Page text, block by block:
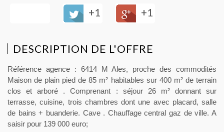
+1
+1
DESCRIPTION DE L'OFFRE
Référence agence : 6414 M Ales, proche des commodités
Maison de plain pied de 85 m² habitables sur 400 m² de terrain
clos et arboré . Comprenant : séjour 26 m² donnant sur
terrasse, cuisine, trois chambres dont une avec placard, salle
de bains + buanderie. Cave . Chauffage central gaz de ville. A
saisir pour 139 000 euro;